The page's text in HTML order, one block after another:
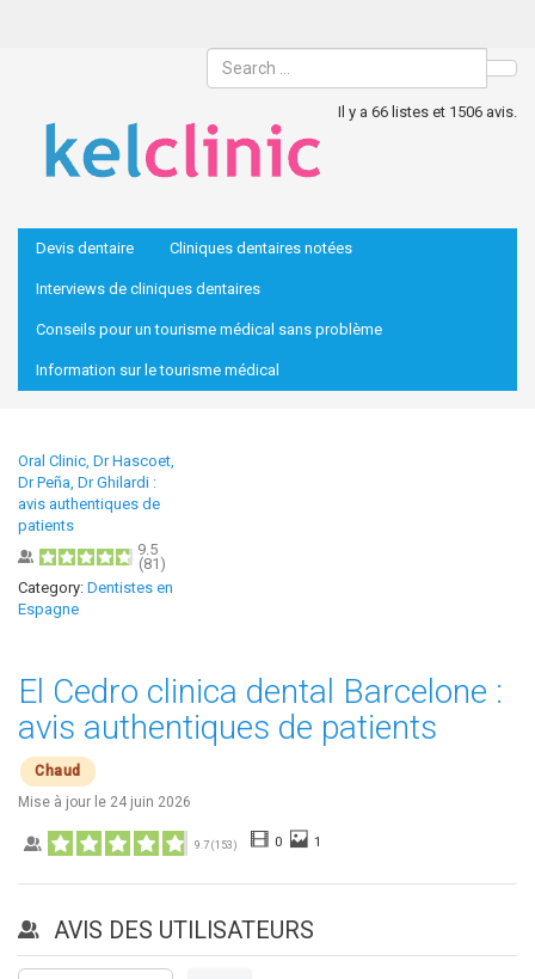
Il y a 66 listes et 1506 avis.
Devis dentaire Cliniques dentaires notées
Interviews de cliniques dentaires
Conseils pour un tourisme médical sans problème
Information sur le tourisme médical
Oral Clinic, Dr Hascoet,
Dr Peña, Dr Ghilardi :
avis authentiques de
patients
9.5
(81 )
Category: Dentistes en
Espagne
El Cedro clinica dental Barcelone :
avis authentiques de patients
Chaud
Mise à jour le 24 juin 2026
9.7 (153 ) 0 1
AVIS DES UTILISATEURS